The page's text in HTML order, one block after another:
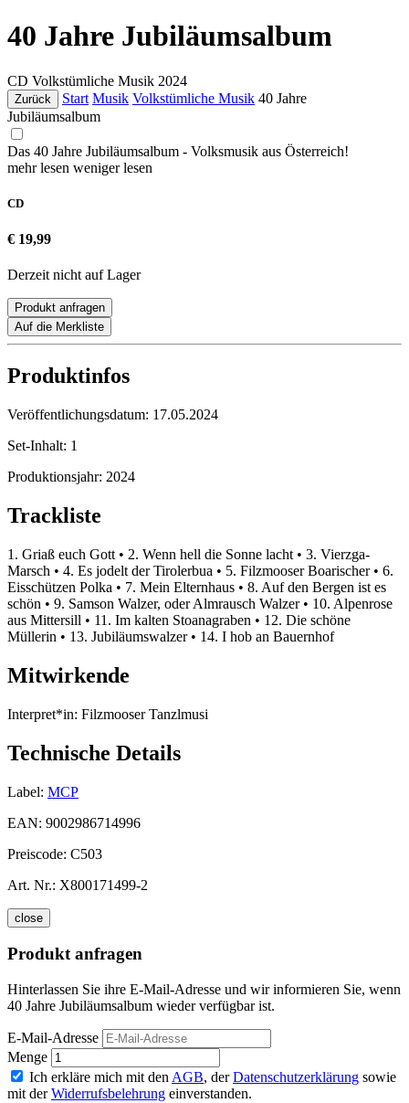
40 Jahre Jubiläumsalbum
CD Volkstümliche Musik 2024
Zurück Start Musik Volkstümliche Musik 40 Jahre
Jubiläumsalbum
Das 40 Jahre Jubiläumsalbum - Volksmusik aus Österreich!
mehr lesen weniger lesen
CD
€ 19,99
Derzeit nicht auf Lager
Produkt anfragen
Auf die Merkliste
Produktinfos
Veröffentlichungsdatum: 17.05.2024
Set-Inhalt: 1
Produktionsjahr: 2024
Trackliste
1. Griaß euch Gott • 2. Wenn hell die Sonne lacht • 3. Vierzga-
Marsch • 4. Es jodelt der Tirolerbua • 5. Filzmooser Boarischer • 6.
Eisschützen Polka • 7. Mein Elternhaus • 8. Auf den Bergen ist es
schön • 9. Samson Walzer, oder Almrausch Walzer • 10. Alpenrose
aus Mittersill • 11. Im kalten Stoanagraben • 12. Die schöne
Müllerin • 13. Jubiläumswalzer • 14. I hob an Bauernhof
Mitwirkende
Interpret*in: Filzmooser Tanzlmusi
Technische Details
Label: MCP
EAN: 9002986714996
Preiscode: C503
Art. Nr.: X800171499-2
close
Produkt anfragen
Hinterlassen Sie ihre E-Mail-Adresse und wir informieren Sie, wenn
40 Jahre Jubiläumsalbum wieder verfügbar ist.
E-Mail-Adresse
Menge
Ich erkläre mich mit den AGB, derDatenschutzerklärung sowie
mit derWiderrufsbelehrung einverstanden.